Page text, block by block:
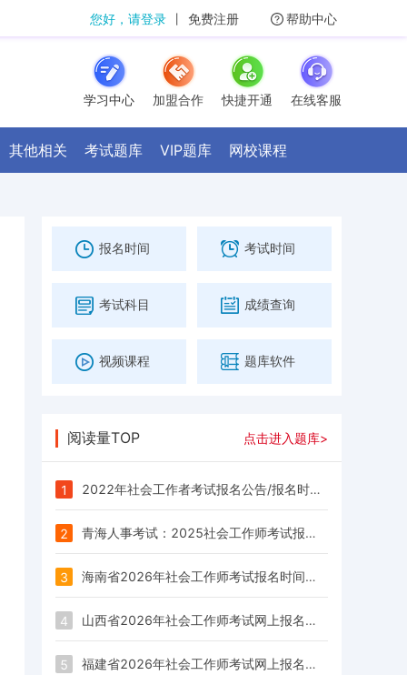
您好，请登录 丨 免费注册 帮助中心
学习中心 加盟合作 快捷开通 在线客服
其他相关 考试题库 VIP题库 网校课程
报名时间 考试时间
考试科目 成绩查询
视频课程 题库软件
阅读量TOP 点击进入题库>
1 2022年社会工作者考试报名公告/报名时间/报名入口汇总
2 青海人事考试：2025社会工作师考试报名时间3月14日-3月24日
3 海南省2026年社会工作师考试报名时间为3月9日至3月18日
4 山西省2026年社会工作师考试网上报名时间为3月13日至3月23日
5 福建省2026年社会工作师考试网上报名时间：3月16日至3月25日